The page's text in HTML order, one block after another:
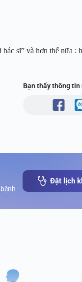
sĩ” và hơn thế nữa :
Bạn thấy thông tin
Đặt lịch